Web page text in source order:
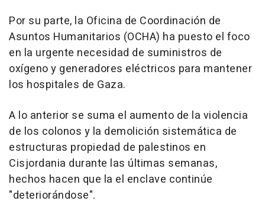
Por su parte, la Oficina de Coordinación de
Asuntos Humanitarios (OCHA) ha puesto el foco
en la urgente necesidad de suministros de
oxígeno y generadores eléctricos para mantener
los hospitales de Gaza.
A lo anterior se suma el aumento de la violencia
de los colonos y la demolición sistemática de
estructuras propiedad de palestinos en
Cisjordania durante las últimas semanas,
hechos hacen que la el enclave continúe
"deteriorándose".